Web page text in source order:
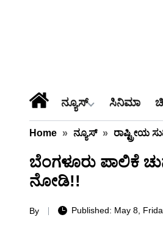
ನ್ಯೂಸ್ ಸಿನಿಮಾ
Home » ನ್ಯೂಸ್ » ರಾಷ್ಟ್ರೀಯ
ಬೆಂಗಳೂರು ಪಾಲಿಕೆ
ನೋಡಿ!!
By Published: May 8,